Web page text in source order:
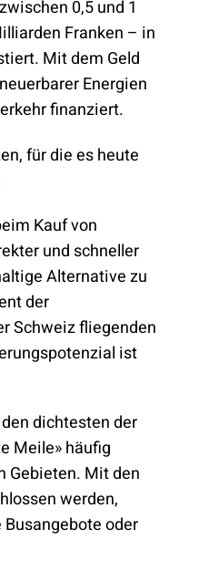
0,5 und 1
Franken – in
Mit dem Geld
Energien
finanziert.
für die es heute
Kauf von
und schneller
Alternative zu
der
Schweiz fliegenden
ist
dichtesten der
Meile» häufig
Gebieten. Mit den
werden,
oder